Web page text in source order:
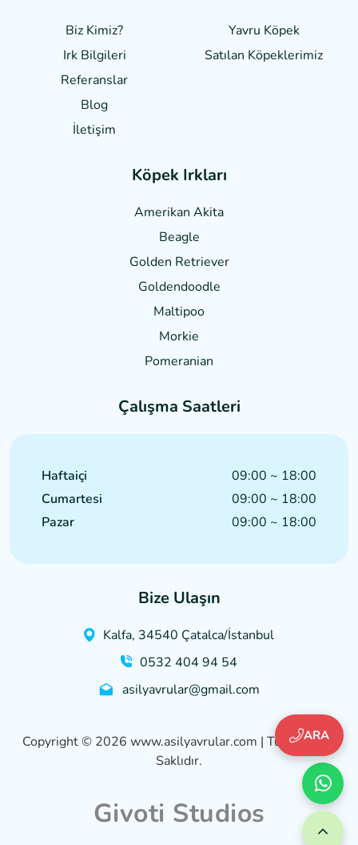
Biz Kimiz?
Irk Bilgileri
Referanslar
Blog
İletişim
Yavru Köpek
Satılan Köpeklerimiz
Köpek Irkları
Amerikan Akita
Beagle
Golden Retriever
Goldendoodle
Maltipoo
Morkie
Pomeranian
Çalışma Saatleri
Haftaiçi
09:00 ~ 18:00
Cumartesi
09:00 ~ 18:00
Pazar
09:00 ~ 18:00
Bize Ulaşın
Kalfa, 34540 Çatalca/İstanbul
0532 404 94 54
asilyavrular@gmail.com
Copyright © 2026 www.asilyavrular.com | Tüm Hakları
Saklıdır.
Givoti Studios